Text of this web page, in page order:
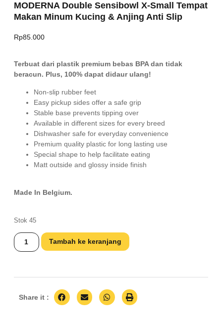
MODERNA Double Sensibowl X-Small Tempat
Makan Minum Kucing & Anjing Anti Slip
Rp85.000
Terbuat dari plastik premium bebas BPA dan tidak
beracun. Plus, 100% dapat didaur ulang!
Non-slip rubber feet
Easy pickup sides offer a safe grip
Stable base prevents tipping over
Available in different sizes for every breed
Dishwasher safe for everyday convenience
Premium quality plastic for long lasting use
Special shape to help facilitate eating
Matt outside and glossy inside finish
Made In Belgium.
Stok 45
Tambah ke keranjang
Share it :